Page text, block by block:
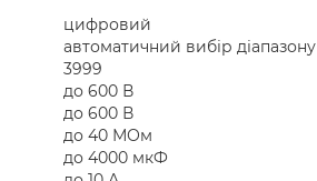
цифровий
автоматичний вибір діапазону
3999
до 600 В
до 600 В
до 40 МОм
до 4000 мкФ